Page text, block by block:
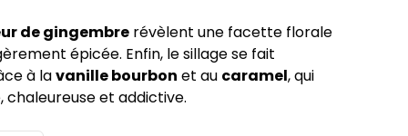
de gingembrerévèlent une facette florale
épicée. Enfin, le sillage se fait
à lavanille bourbon et au caramel, qui
et addictive.